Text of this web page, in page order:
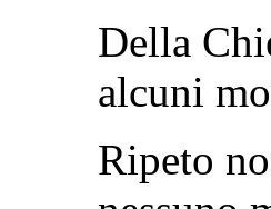
Della
alcuni
Ripeto